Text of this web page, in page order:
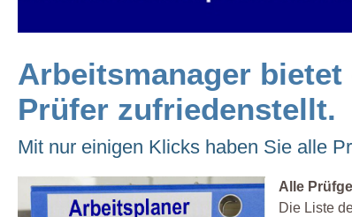
Arbeitsmanager
Prüfer zufriedenstellt.
Mit nur einigen Klicks haben Sie alle
Alle
Die Liste